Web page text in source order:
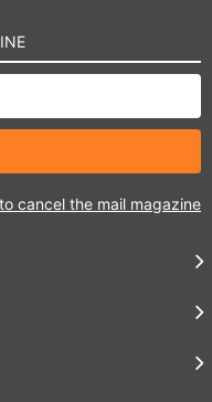
cancel the mail magazine